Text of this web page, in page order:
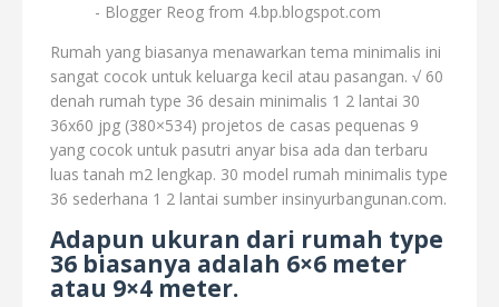
- Blogger Reog from 4.bp.blogspot.com
Rumah yang biasanya menawarkan tema minimalis ini
sangat cocok untuk keluarga kecil atau pasangan. √ 60
denah rumah type 36 desain minimalis 1 2 lantai 30
36x60 jpg (380×534) projetos de casas pequenas 9
yang cocok untuk pasutri anyar bisa ada dan terbaru
luas tanah m2 lengkap. 30 model rumah minimalis type
36 sederhana 1 2 lantai sumber insinyurbangunan.com.
Adapun ukuran dari rumah type
36 biasanya adalah 6×6 meter
atau 9×4 meter.